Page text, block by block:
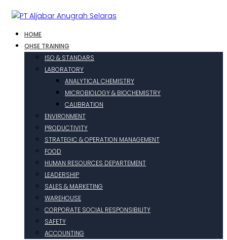
HOME
QHSE TRAINING
ISO & STANDARS
LABORATORY
ANALYTICAL CHEMISTRY
MICROBIOLOGY & BIOCHEMISTRY
CALIBRATION
ENVIRONMENT
PRODUCTIVITY
STRATEGIC & OPERATION MANAGEMENT
FOOD
HUMAN RESOURCES DEPARTEMENT
LEADERSHIP
SALES & MARKETING
WAREHOUSE
CORPORATE SOCIAL RESPONSIBILITY
SAFETY
ACCOUNTING